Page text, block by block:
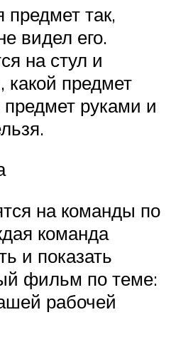
предмет так,
видел его.
на стул и
какой предмет
руками и
на команды по
команда
и показать
фильм по теме:
рабочей